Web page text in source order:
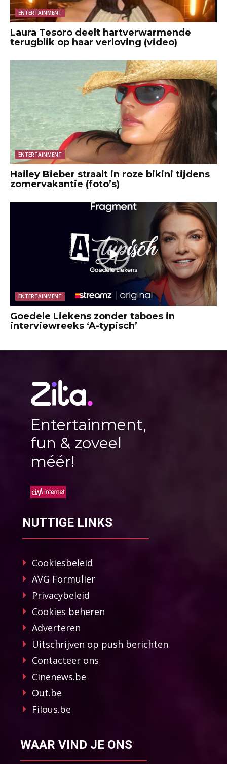
ENTERTAINMENT
Laura Tesoro deelt hartverwarmende
terugblik op haar verloving (video)
ENTERTAINMENT
Hailey Bieber straalt in roze bikini tijdens
zomervakantie (foto’s)
ENTERTAINMENT
Goedele Liekens zonder taboes in
interviewreeks ‘A-typisch’
Entertainment,
fun & zoveel
méér!
NUTTIGE LINKS
Cookiesbeleid
AVG Formulier
Privacybeleid
Cookies beheren
Adverteren
Uitschrijven op push berichten
Contacteer ons
Cinenews.be
Out.be
Filous.be
WAAR VIND JE ONS